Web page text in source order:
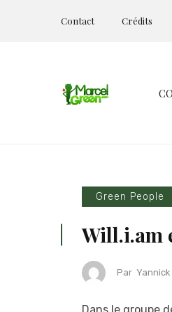
Contact Crédits
Green People
Will.i.am
Par Yannick